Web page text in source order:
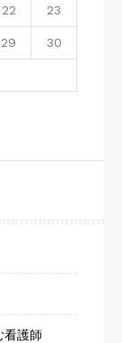
22 23
29 30
看護師